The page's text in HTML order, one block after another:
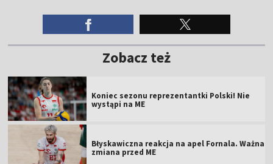
Zobacz też
Koniec sezonu reprezentantki Polski! Nie
wystąpi na ME
Błyskawiczna reakcja na apel Fornala. Ważna
zmiana przed ME